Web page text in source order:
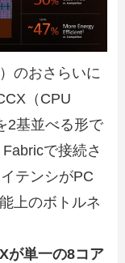
のおさらいに
（CPU
2基並べる形で
で接続さ
テンシがPC
上のボトルネ
が単一の8コア